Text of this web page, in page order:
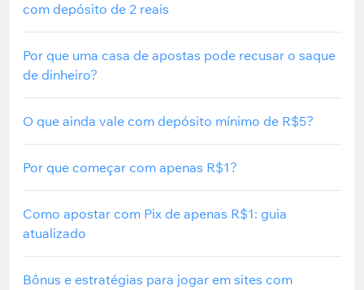
com depósito de 2 reais
Por que uma casa de apostas pode recusar o saque
de dinheiro?
O que ainda vale com depósito mínimo de R$5?
Por que começar com apenas R$1?
Como apostar com Pix de apenas R$1: guia
atualizado
Bônus e estratégias para jogar em sites com